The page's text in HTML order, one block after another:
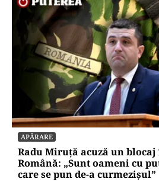
APĂRARE
Radu Miruță acuză un
Română: „Sunt oameni cu
care se pun de-a curmezișul”